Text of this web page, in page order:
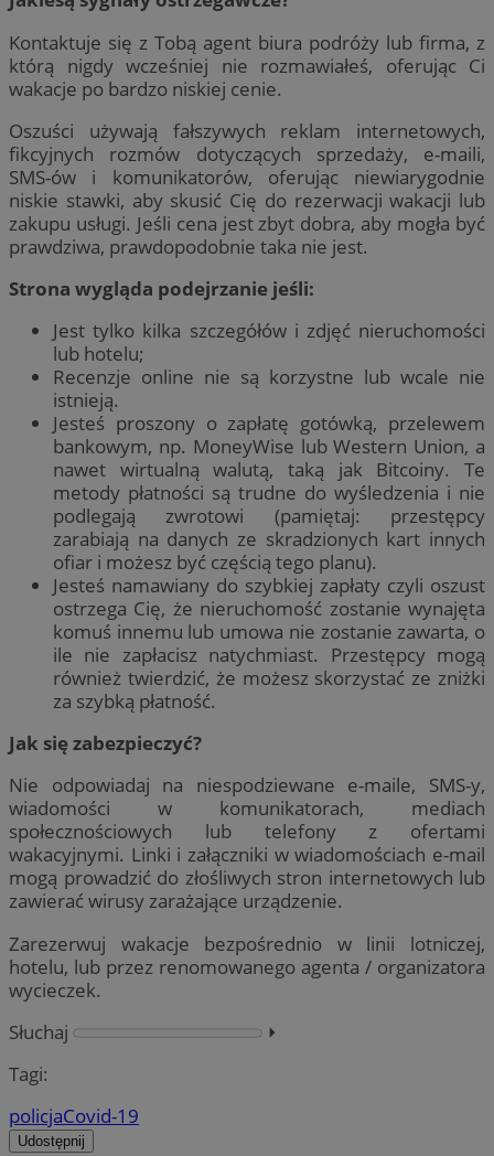
Kontaktuje się z Tobą agent biura podróży lub firma, z
którą nigdy wcześniej nie rozmawiałeś, oferując Ci
wakacje po bardzo niskiej cenie.
Oszuści używają fałszywych reklam internetowych,
fikcyjnych rozmów dotyczących sprzedaży, e-maili,
SMS-ów i komunikatorów, oferując niewiarygodnie
niskie stawki, aby skusić Cię do rezerwacji wakacji lub
zakupu usługi. Jeśli cena jest zbyt dobra, aby mogła być
prawdziwa, prawdopodobnie taka nie jest.
Strona wygląda podejrzanie jeśli:
Jest tylko kilka szczegółów i zdjęć nieruchomości
lub hotelu;
Recenzje online nie są korzystne lub wcale nie
istnieją.
Jesteś proszony o zapłatę gotówką, przelewem
bankowym, np. MoneyWise lub Western Union, a
nawet wirtualną walutą, taką jak Bitcoiny. Te
metody płatności są trudne do wyśledzenia i nie
podlegają zwrotowi (pamiętaj: przestępcy
zarabiają na danych ze skradzionych kart innych
ofiar i możesz być częścią tego planu).
Jesteś namawiany do szybkiej zapłaty czyli oszust
ostrzega Cię, że nieruchomość zostanie wynajęta
komuś innemu lub umowa nie zostanie zawarta, o
ile nie zapłacisz natychmiast. Przestępcy mogą
również twierdzić, że możesz skorzystać ze zniżki
za szybką płatność.
Jak się zabezpieczyć?
Nie odpowiadaj na niespodziewane e-maile, SMS-y,
wiadomości w komunikatorach, mediach
społecznościowych lub telefony z ofertami
wakacyjnymi. Linki i załączniki w wiadomościach e-mail
mogą prowadzić do złośliwych stron internetowych lub
zawierać wirusy zarażające urządzenie.
Zarezerwuj wakacje bezpośrednio w linii lotniczej,
hotelu, lub przez renomowanego agenta / organizatora
wycieczek.
Słuchaj
⏵︎
Tagi:
policjaCovid-19
Udostępnij